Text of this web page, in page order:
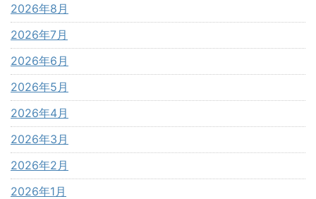
2026年8月
2026年7月
2026年6月
2026年5月
2026年4月
2026年3月
2026年2月
2026年1月